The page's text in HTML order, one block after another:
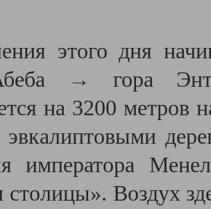
этого дня
→
гора
на 3200 метров
императора
столицы». Воздух